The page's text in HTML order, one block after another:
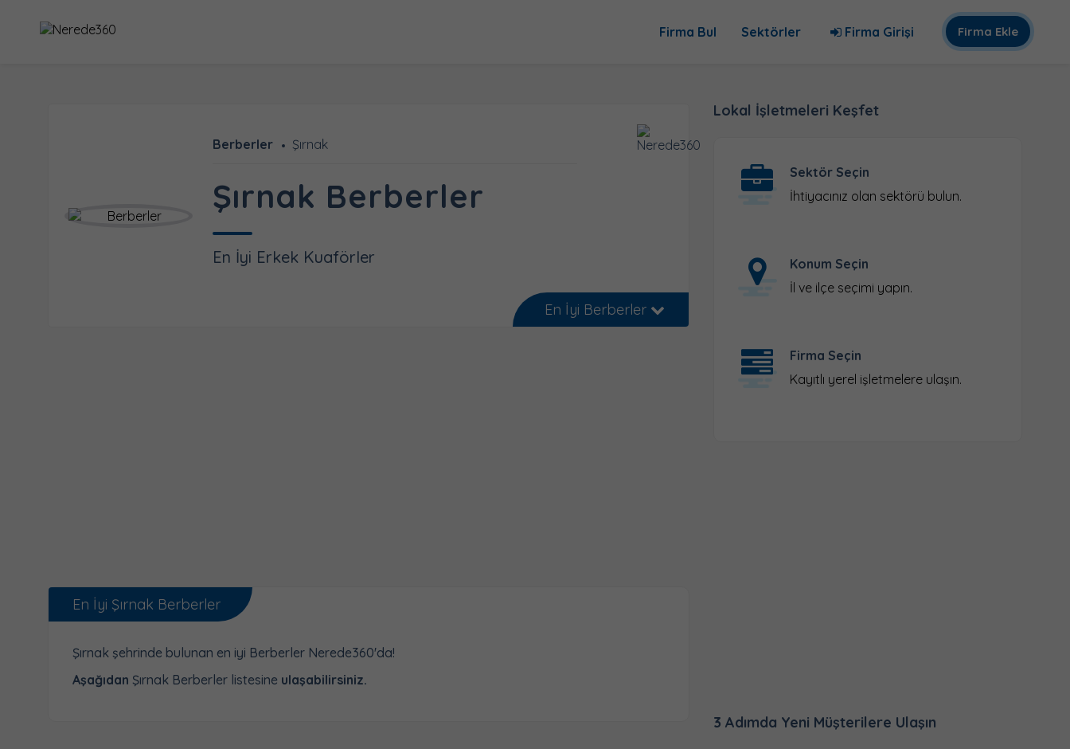
Firma Ekle
Firma Bul Sektörler Firma Girişi
Berberler Şırnak
Şırnak Berberler
En İyi Erkek Kuaförler
En İyi Berberler
En İyi Şırnak Berberler
Şırnak şehrinde bulunan en iyi Berberler Nerede360'da!
Aşağıdan Şırnak Berberler listesine ulaşabilirsiniz.
Lokal İşletmeleri Keşfet
Sektör Seçin
İhtiyacınız olan sektörü bulun.
Konum Seçin
İl ve ilçe seçimi yapın.
Firma Seçin
Kayıtlı yerel işletmelere ulaşın.
3 Adımda Yeni Müşterilere Ulaşın